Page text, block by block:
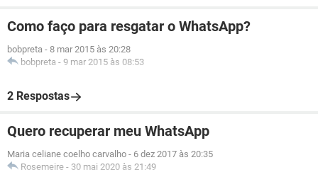
Como faço para resgatar o WhatsApp?
bobpreta - 8 mar 2015 às 20:28
bobpreta - 9 mar 2015 às 08:53
2 Respostas
Quero recuperar meu WhatsApp
Maria celiane coelho carvalho - 6 dez 2017 às 20:35
Rosemeire - 30 mai 2020 às 21:49